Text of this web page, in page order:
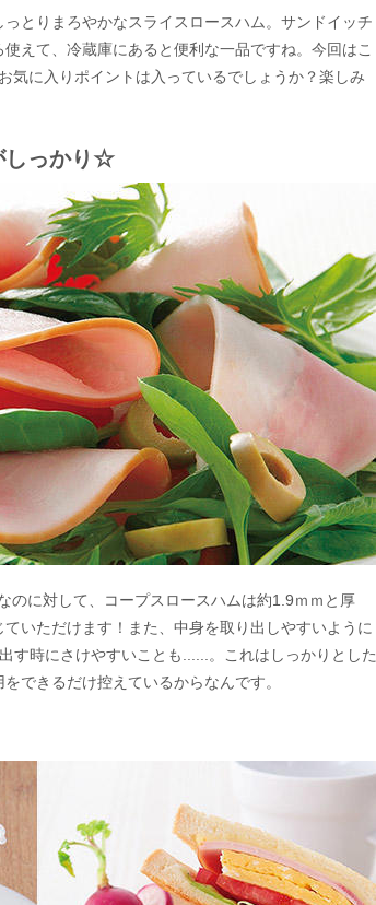
とりまろやかなスライスロースハム。サンドイッチ
えて、冷蔵庫にあると便利な一品ですね。今回はこ
気に入りポイントは入っているでしょうか？楽しみ
しっかり☆
のに対して、コープスロースハムは約1.9ｍｍと厚
いただけます！また、中身を取り出しやすいように
す時にさけやすいことも......。これはしっかりとした
できるだけ控えているからなんです。